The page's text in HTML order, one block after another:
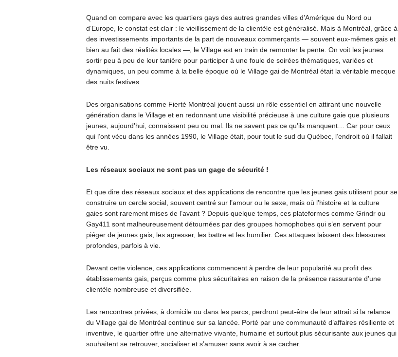
Quand on compare avec les quartiers gays des autres grandes villes d’Amérique du Nord ou
d’Europe, le constat est clair : le vieillissement de la clientèle est généralisé. Mais à Montréal, grâce à
des investissements importants de la part de nouveaux commerçants — souvent eux-mêmes gais et
bien au fait des réalités locales —, le Village est en train de remonter la pente. On voit les jeunes
sortir peu à peu de leur tanière pour participer à une foule de soirées thématiques, variées et
dynamiques, un peu comme à la belle époque où le Village gai de Montréal était la véritable mecque
des nuits festives.
Des organisations comme Fierté Montréal jouent aussi un rôle essentiel en attirant une nouvelle
génération dans le Village et en redonnant une visibilité précieuse à une culture gaie que plusieurs
jeunes, aujourd’hui, connaissent peu ou mal. Ils ne savent pas ce qu’ils manquent… Car pour ceux
qui l’ont vécu dans les années 1990, le Village était, pour tout le sud du Québec, l’endroit où il fallait
être vu.
Les réseaux sociaux ne sont pas un gage de sécurité !
Et que dire des réseaux sociaux et des applications de rencontre que les jeunes gais utilisent pour se
construire un cercle social, souvent centré sur l’amour ou le sexe, mais où l’histoire et la culture
gaies sont rarement mises de l’avant ? Depuis quelque temps, ces plateformes comme Grindr ou
Gay411 sont malheureusement détournées par des groupes homophobes qui s’en servent pour
piéger de jeunes gais, les agresser, les battre et les humilier. Ces attaques laissent des blessures
profondes, parfois à vie.
Devant cette violence, ces applications commencent à perdre de leur popularité au profit des
établissements gais, perçus comme plus sécuritaires en raison de la présence rassurante d’une
clientèle nombreuse et diversifiée.
Les rencontres privées, à domicile ou dans les parcs, perdront peut-être de leur attrait si la relance
du Village gai de Montréal continue sur sa lancée. Porté par une communauté d’affaires résiliente et
inventive, le quartier offre une alternative vivante, humaine et surtout plus sécurisante aux jeunes qui
souhaitent se retrouver, socialiser et s’amuser sans avoir à se cacher.